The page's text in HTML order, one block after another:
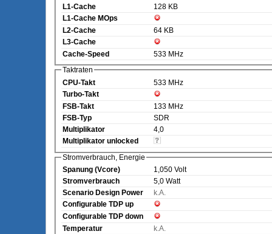
L1-Cache
128 KB
L1-Cache MOps
L2-Cache
64 KB
L3-Cache
Cache-Speed
533 MHz
Taktraten
CPU-Takt
533 MHz
Turbo-Takt
FSB-Takt
133 MHz
FSB-Typ
SDR
Multiplikator
4,0
Multiplikator unlocked
Stromverbrauch, Energie
Spanung (Vcore)
1,050 Volt
Stromverbrauch
5,0 Watt
Scenario Design Power
k.A.
Configurable TDP up
Configurable TDP down
Temperatur
k.A.